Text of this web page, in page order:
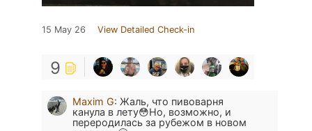
15 May 26 View Detailed Check-in
9
Maxim G: Жаль, что пивоварня
канула в лету😳Но, возможно, и
переродилась за рубежом в новом